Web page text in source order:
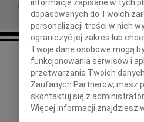
DATA EMISJI: 31.07.2009
Wyrazy
informacje zapisane w tych
dopasowanych do Twoich
personalizacji treści w nich
ograniczyć jej zakres lub
Twoje dane osobowe mogą
funkcjonowania serwisów i
przetwarzania Twoich
Zaufanych Partnerów, masz
skontaktuj się z
Więcej informacji znajdziesz